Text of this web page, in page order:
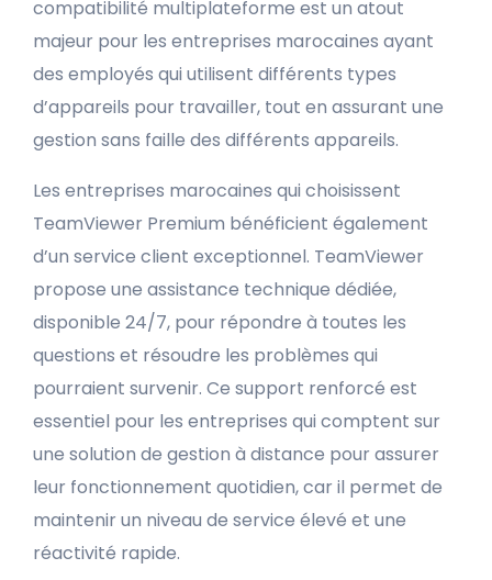
compatibilité multiplateforme est un atout
majeur pour les entreprises marocaines ayant
des employés qui utilisent différents types
d’appareils pour travailler, tout en assurant une
gestion sans faille des différents appareils.
Les entreprises marocaines qui choisissent
TeamViewer Premium bénéficient également
d’un service client exceptionnel. TeamViewer
propose une assistance technique dédiée,
disponible 24/7, pour répondre à toutes les
questions et résoudre les problèmes qui
pourraient survenir. Ce support renforcé est
essentiel pour les entreprises qui comptent sur
une solution de gestion à distance pour assurer
leur fonctionnement quotidien, car il permet de
maintenir un niveau de service élevé et une
réactivité rapide.